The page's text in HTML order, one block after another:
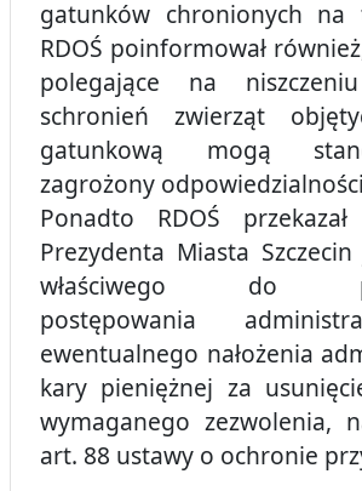
gatunków chronionych na
RDOŚ poinformował
polegające na
schronień zwierząt
gatunkową mogą
zagrożony
Ponadto RDOŚ
Prezydenta Miasta
właściwego do
postępowania
ewentualnego nałożenia
kary pieniężnej za
wymaganego zezwolenia,
art. 88 ustawy o ochronie